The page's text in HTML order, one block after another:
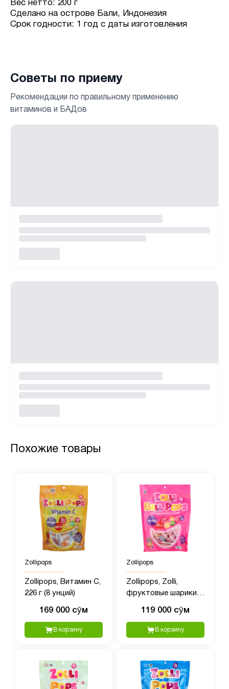
Вес нетто: 200 г
Сделано на острове Бали, Индонезия
Срок годности: 1 год с даты изготовления
Советы по приему
Рекомендации по правильному применению
витаминов и БАДов
Похожие товары
Zollipops
Zollipops, Витамин C,
226 г (8 унций)
169 000 сӯм
В корзину
Zollipops
Zollipops, Zolli,
фруктовые шарики,
119 000 сӯм
В корзину